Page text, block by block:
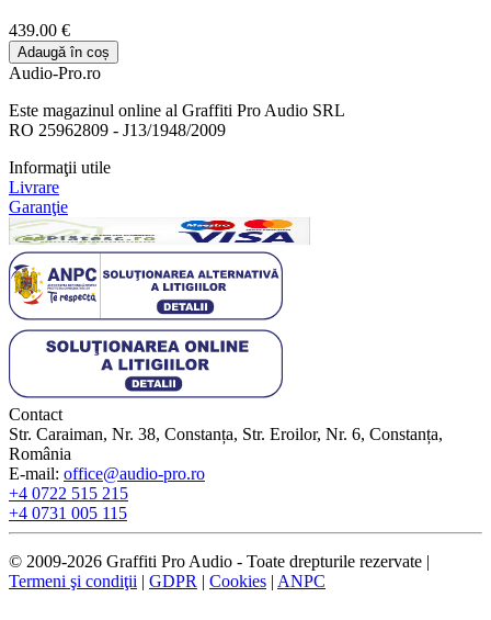
439.00 €
Adaugă în coș
Audio-Pro.ro
Este magazinul online al Graffiti Pro Audio SRL
RO 25962809 - J13/1948/2009
Informaţii utile
Livrare
Garanţie
Contact
Str. Caraiman, Nr. 38, Constanța, Str. Eroilor, Nr. 6, Constanța,
România
E-mail: office@audio-pro.ro
+4 0722 515 215
+4 0731 005 115
© 2009-2026 Graffiti Pro Audio - Toate drepturile rezervate |
Termeni şi condiţii | GDPR | Cookies | ANPC